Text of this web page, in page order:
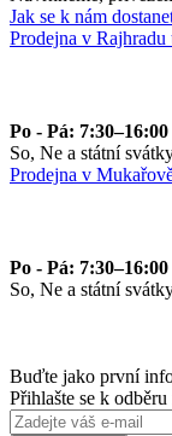
Jak se k nám
Prodejna v Rajhradu
Po - Pá: 7:30–16:00
So, Ne a státní
Prodejna v
Po - Pá: 7:30–16:00
So, Ne a státní
Buďte jako první
Přihlašte se k